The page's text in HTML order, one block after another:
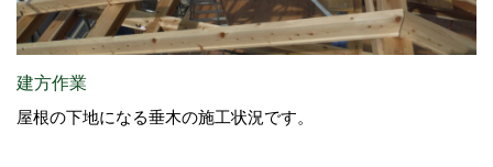
建方作業
屋根の下地になる垂木の施工状況です。